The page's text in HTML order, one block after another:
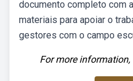
documento completo com
materiais para apoiar o
gestores com o campo
For more